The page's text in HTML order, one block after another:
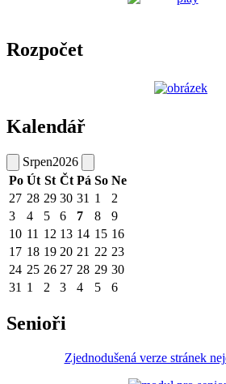
Rozpočet
Kalendář
Srpen2026
Po Út St Čt Pá So Ne
27 28 29 30 31 1
2
3
4 5 6 7 8
9
10 11 12 13 14 15 16
17 18 19 20 21 22 23
24 25 26 27 28 29 30
31 1 2 3 4 5 6
Senioři
Zjednodušená verze stránek